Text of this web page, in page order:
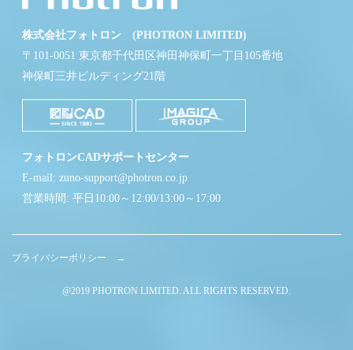
株式会社フォトロン (PHOTRON LIMITED)
〒101-0051 東京都千代田区神田神保町一丁目105番地
神保町三井ビルディング21階
フォトロンCADサポートセンター
E-mail: zuno-support@photron.co.jp
営業時間: 平日10:00～12:00/13:00～17:00
プライバシーポリシー →
@2019 PHOTRON LIMITED. ALL RIGHTS RESERVED.